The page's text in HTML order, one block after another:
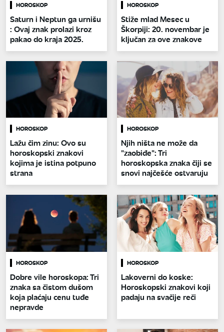
HOROSKOP
Saturn i Neptun ga urnišu
: Ovaj znak prolazi kroz
pakao do kraja 2025.
HOROSKOP
Stiže mlad Mesec u
Škorpiji: 20. novembar je
ključan za ove znakove
HOROSKOP
Lažu čim zinu: Ovo su
horoskopski znakovi
kojima je istina potpuno
strana
HOROSKOP
Njih ništa ne može da
"zaobiđe": Tri
horoskopska znaka čiji se
snovi najčešće ostvaruju
HOROSKOP
Dobre vile horoskopa: Tri
znaka sa čistom dušom
koja plaćaju cenu tuđe
nepravde
HOROSKOP
Lakoverni do koske:
Horoskopski znakovi koji
padaju na svačije reči